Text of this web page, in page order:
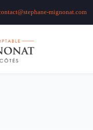
mignonat.com